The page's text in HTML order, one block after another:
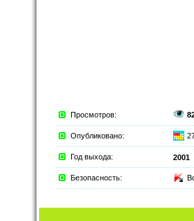
Просмотров:
Опубликовано:
Год выхода: 2001
Безопасность: